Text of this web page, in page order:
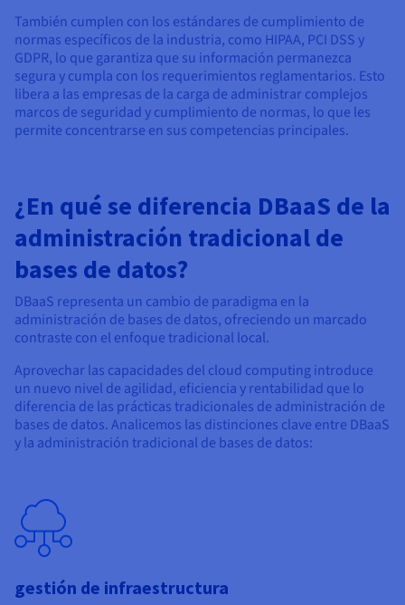
También cumplen con los estándares de cumplimiento de
normas específicos de la industria, como HIPAA, PCI DSS y
GDPR, lo que garantiza que su información permanezca
segura y cumpla con los requerimientos reglamentarios. Esto
libera a las empresas de la carga de administrar complejos
marcos de seguridad y cumplimiento de normas, lo que les
permite concentrarse en sus competencias principales.
¿En qué se diferencia DBaaS de la
administración tradicional de
bases de datos?
DBaaS representa un cambio de paradigma en la
administración de bases de datos, ofreciendo un marcado
contraste con el enfoque tradicional local.
Aprovechar las capacidades del cloud computing introduce
un nuevo nivel de agilidad, eficiencia y rentabilidad que lo
diferencia de las prácticas tradicionales de administración de
bases de datos. Analicemos las distinciones clave entre DBaaS
y la administración tradicional de bases de datos:
gestión de infraestructura